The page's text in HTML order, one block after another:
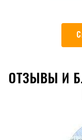
ОТЗЫВЫ И